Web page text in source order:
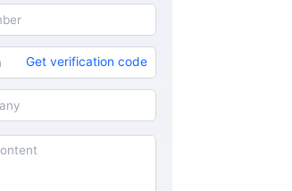
Get verification code